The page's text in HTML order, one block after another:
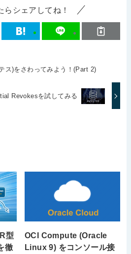
らシェアしてね！
ス)をさわってみよう！(Part 2)
Revokesを試してみる
型
徹
OCI Compute (Oracle
Linux 9) をコンソール接